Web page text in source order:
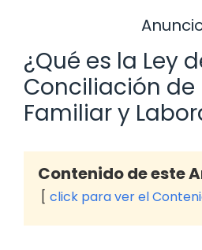
¿Qué es la Ley
Conciliación de
Familiar y
Contenido de este
click para ver el